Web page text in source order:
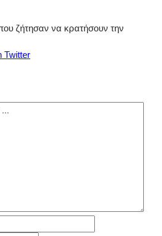
ζήτησαν να κρατήσουν την
Twitter